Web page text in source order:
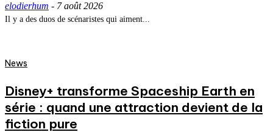
elodierhum - 7 août 2026
Il y a des duos de scénaristes qui aiment...
News
Disney+ transforme Spaceship Earth en
série : quand une attraction devient de la
fiction pure